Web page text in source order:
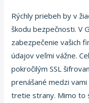
Rýchly priebeh by v
škodu bezpečnosti. V
zabezpečenie vašich
údajov veľmi vážne.
pokročilým SSL
prenášané medzi
tretie strany. Mimo to